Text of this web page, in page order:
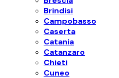
Brindisi
Campobasso
Caserta
Catania
Catanzaro
Chieti
Cuneo